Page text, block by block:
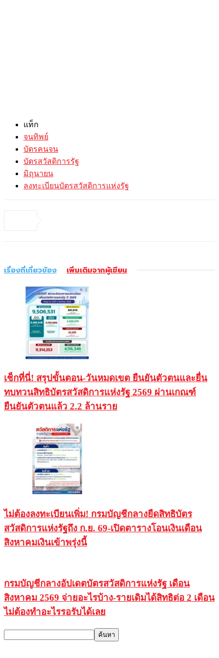
แท็ก
จนทิพย์
บัตรคนจน
บัตรสวัสดิการรัฐ
มิถุนายน
ลงทะเบียนบัตรสวัสดิการแห่งรัฐ
เรื่องที่เกี่ยวข้อง เพิ่มเติมจากผู้เขียน
เช็กที่นี่! สรุปขั้นตอน-วันหมดเขต ยืนยันตัวตนและยื่น
ทบทวนสิทธิบัตรสวัสดิการแห่งรัฐ 2569 ผ่านเกณฑ์
ยืนยันตัวตนแล้ว 2.2 ล้านราย
ไม่ต้องลงทะเบียนเพิ่ม! กรมบัญชีกลางยืดสิทธิบัตร
สวัสดิการแห่งรัฐถึง ก.ย. 69-เปิดตารางโอนเงินเดือน
สิงหาคมเงินเข้าพรุ่งนี้
กรมบัญชีกลางอัปเดตบัตรสวัสดิการแห่งรัฐ เดือน
สิงหาคม 2569 จ่ายอะไรบ้าง-รายเดิมได้สิทธิต่อ 2 เดือน
ไม่ต้องทำอะไรรอรับได้เลย